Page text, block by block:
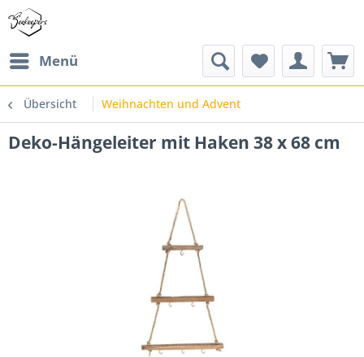
Menü
Übersicht Weihnachten und Advent
Deko-Hängeleiter mit Haken 38 x 68 cm